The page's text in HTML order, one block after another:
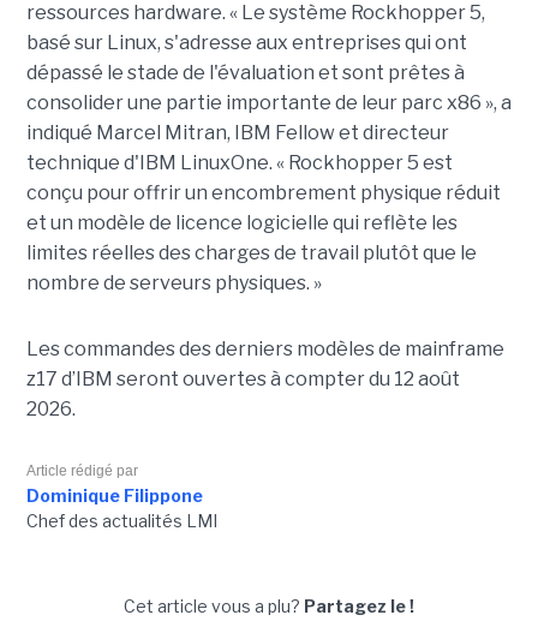
ressources hardware. « Le système Rockhopper 5,
basé sur Linux, s'adresse aux entreprises qui ont
dépassé le stade de l'évaluation et sont prêtes à
consolider une partie importante de leur parc x86 », a
indiqué Marcel Mitran, IBM Fellow et directeur
technique d'IBM LinuxOne. « Rockhopper 5 est
conçu pour offrir un encombrement physique réduit
et un modèle de licence logicielle qui reflète les
limites réelles des charges de travail plutôt que le
nombre de serveurs physiques. »
Les commandes des derniers modèles de mainframe
z17 d’IBM seront ouvertes à compter du 12 août
2026.
Article rédigé par
Dominique Filippone
Chef des actualités LMI
Cet article vous a plu? Partagez le !